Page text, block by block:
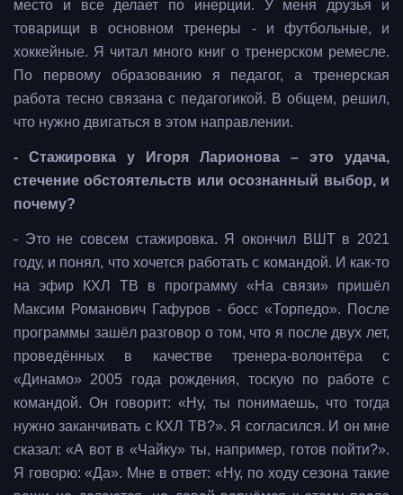
место и все делает по инерции. У меня друзья и
товарищи в основном тренеры - и футбольные, и
хоккейные. Я читал много книг о тренерском ремесле.
По первому образованию я педагог, а тренерская
работа тесно связана с педагогикой. В общем, решил,
что нужно двигаться в этом направлении.
- Стажировка у Игоря Ларионова – это удача,
стечение обстоятельств или осознанный выбор, и
почему?
- Это не совсем стажировка. Я окончил ВШТ в 2021
году, и понял, что хочется работать с командой. И как-то
на эфир КХЛ ТВ в программу «На связи» пришёл
Максим Романович Гафуров - босс «Торпедо». После
программы зашёл разговор о том, что я после двух лет,
проведённых в качестве тренера-волонтёра с
«Динамо» 2005 года рождения, тоскую по работе с
командой. Он говорит: «Ну, ты понимаешь, что тогда
нужно заканчивать с КХЛ ТВ?». Я согласился. И он мне
сказал: «А вот в «Чайку» ты, например, готов пойти?».
Я говорю: «Да». Мне в ответ: «Ну, по ходу сезона такие